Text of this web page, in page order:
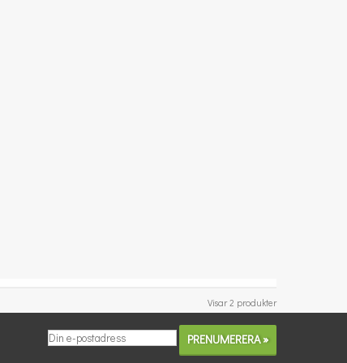
Visar 2 produkter